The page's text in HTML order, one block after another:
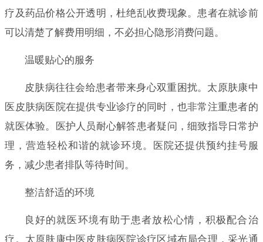
疗及药品价格公开透明，杜绝乱收费现象。患者在就诊前
可以清楚了解费用明细，不必担心隐形消费问题。
温暖贴心的服务
皮肤病往往会给患者带来身心双重困扰。太原肤康中
医皮肤病医院在提供专业诊疗的同时，也非常注重患者的
就医体验。医护人员耐心解答患者疑问，细致指导日常护
理，营造轻松和谐的就诊环境。医院还提供预约挂号服
务，减少患者排队等待时间。
整洁舒适的环境
良好的就医环境有助于患者放松心情，积极配合治
疗。太原肤康中医皮肤病医院诊疗区域布局合理，采光通